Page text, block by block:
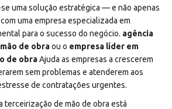
uma solução estratégica — e não apenas
uma empresa especializada em
para o sucesso do negócio. agência
de obraou o empresa líder em
de obraAjuda as empresas a crescerem
sem problemas e atenderem aos
de contratações urgentes.
terceirização de mão de obra está